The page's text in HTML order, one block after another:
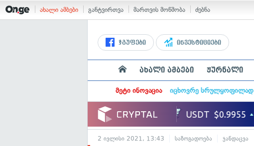
ახალი ამბები განტვირთვა მართვის მოწმობა ძებნა
ჯგუფები ინვესტიციები
ახალი ამბები ჟურნალი
მეტი ინოვაცია იცხოვრე სრულყოფილად
2 ივლისი 2021, 13:43 საზოგადოება ჯანდაცვა